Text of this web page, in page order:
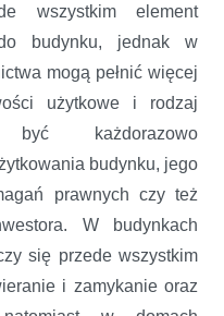
wszystkim element
budynku, jednak w
mogą pełnić więcej
użytkowe i rodzaj
być każdorazowo
budynku, jego
prawnych czy też
W budynkach
się przede wszystkim
i zamykanie oraz